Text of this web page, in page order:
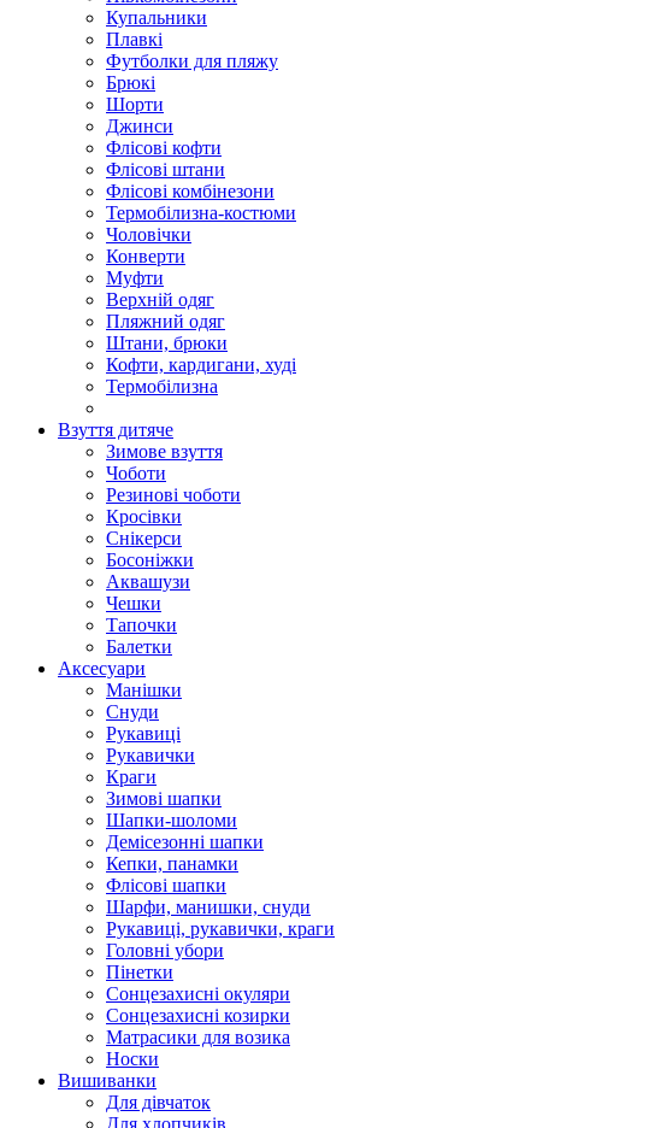
Купальники
Плавкі
Футболки для пляжу
Брюкі
Шорти
Джинси
Флісові кофти
Флісові штани
Флісові комбінезони
Термобілизна-костюми
Чоловічки
Конверти
Муфти
Верхній одяг
Пляжний одяг
Штани, брюки
Кофти, кардигани, худі
Термобілизна
Взуття дитяче
Зимове взуття
Чоботи
Резинові чоботи
Кросівки
Снікерси
Босоніжки
Аквашузи
Чешки
Тапочки
Балетки
Аксесуари
Манішки
Снуди
Рукавиці
Рукавички
Краги
Зимові шапки
Шапки-шоломи
Демісезонні шапки
Кепки, панамки
Флісові шапки
Шарфи, манишки, снуди
Рукавиці, рукавички, краги
Головні убори
Пінетки
Сонцезахисні окуляри
Сонцезахисні козирки
Матрасики для возика
Носки
Вишиванки
Для дівчаток
Для хлопчиків